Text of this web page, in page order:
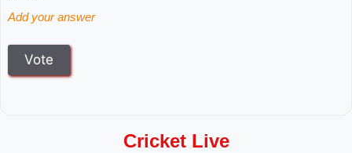
Add your answer
Cricket Live